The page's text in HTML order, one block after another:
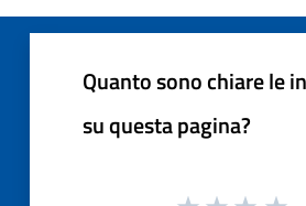
Quanto sono chiare le
su questa pagina?